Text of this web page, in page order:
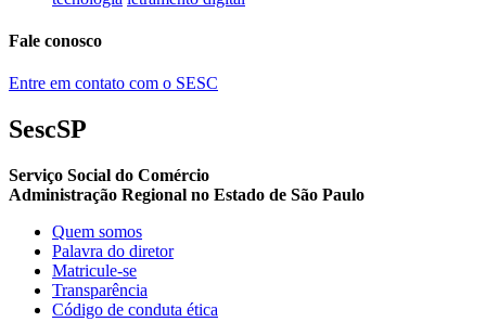
Fale conosco
Entre em contato com o SESC
SescSP
Serviço Social do Comércio
Administração Regional no Estado de São Paulo
Quem somos
Palavra do diretor
Matricule-se
Transparência
Código de conduta ética